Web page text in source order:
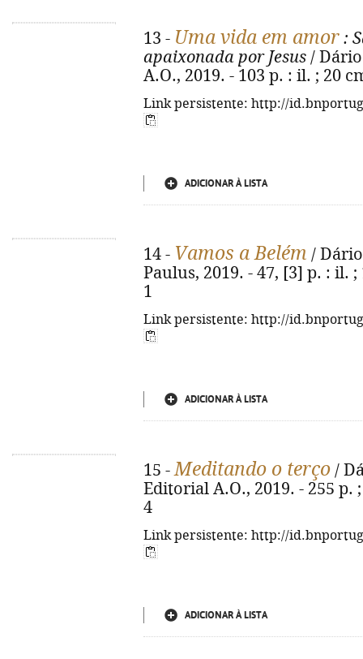
13 - Uma vida em amor :
apaixonada por Jesus /
A.O., 2019. - 103 p. : il. ; 20
Link persistente: http://
ADICIONAR À LISTA
14 - Vamos a Belém /
Paulus, 2019. - 47, [3] p. : il. ;
1
Link persistente: http://
ADICIONAR À LISTA
15 -Meditando o terço /
Editorial A.O., 2019. - 255 p.
4
Link persistente: http://
ADICIONAR À LISTA